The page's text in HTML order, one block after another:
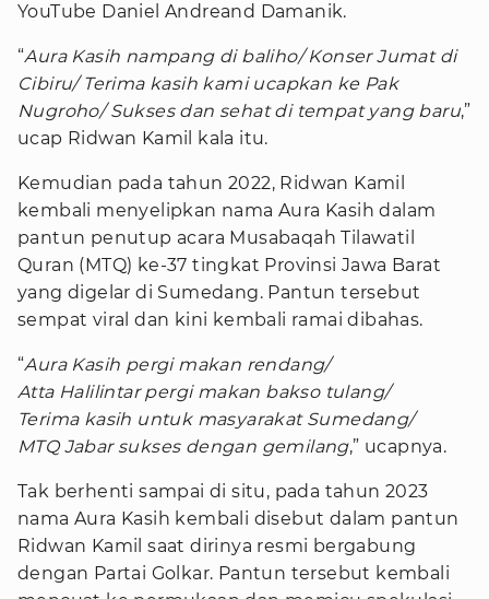
YouTube Daniel Andreand Damanik.
“Aura Kasih nampang di baliho/ Konser Jumat di
Cibiru/ Terima kasih kami ucapkan ke Pak
Nugroho/ Sukses dan sehat di tempat yang baru,”
ucap Ridwan Kamil kala itu.
Kemudian pada tahun 2022, Ridwan Kamil
kembali menyelipkan nama Aura Kasih dalam
pantun penutup acara Musabaqah Tilawatil
Quran (MTQ) ke-37 tingkat Provinsi Jawa Barat
yang digelar di Sumedang. Pantun tersebut
sempat viral dan kini kembali ramai dibahas.
“Aura Kasih pergi makan rendang/
Atta Halilintar pergi makan bakso tulang/
Terima kasih untuk masyarakat Sumedang/
MTQ Jabar sukses dengan gemilang,” ucapnya.
Tak berhenti sampai di situ, pada tahun 2023
nama Aura Kasih kembali disebut dalam pantun
Ridwan Kamil saat dirinya resmi bergabung
dengan Partai Golkar. Pantun tersebut kembali